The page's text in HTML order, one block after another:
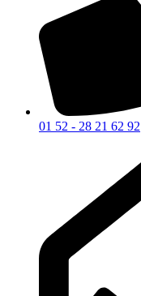
01 52 - 28 21 62 92